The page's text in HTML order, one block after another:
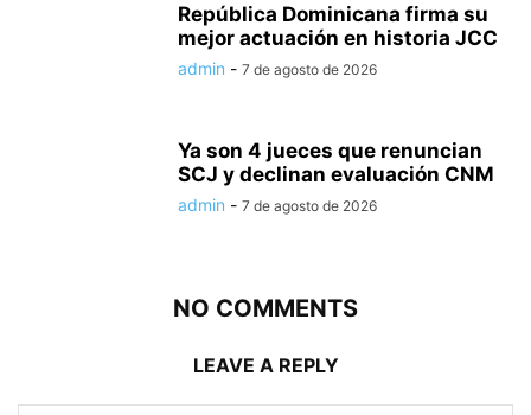
República Dominicana firma su
mejor actuación en historia JCC
admin - 7 de agosto de 2026
Ya son 4 jueces que renuncian
SCJ y declinan evaluación CNM
admin - 7 de agosto de 2026
NO COMMENTS
LEAVE A REPLY